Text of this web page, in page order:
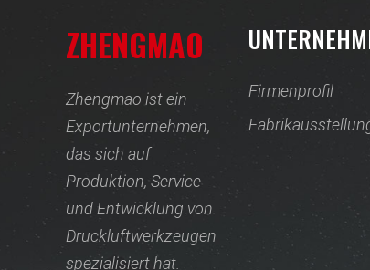
ZHENGMAO
Zhengmao ist ein
Exportunternehmen,
das sich auf
Produktion, Service
und Entwicklung von
Druckluftwerkzeugen
spezialisiert hat.
Firmenprofil